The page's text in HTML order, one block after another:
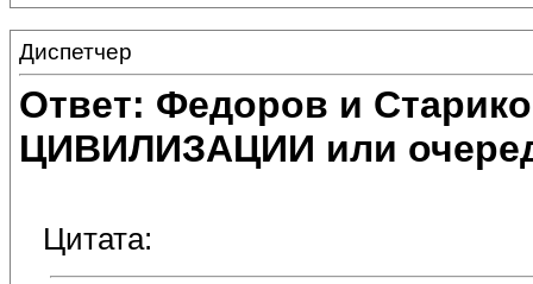
Диспетчер
Ответ: Федоров и
ЦИВИЛИЗАЦИИ или
Цитата: